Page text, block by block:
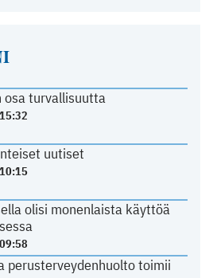
osa turvallisuutta
uutiset
olisi monenlaista käyttöä
perusterveydenhuolto toimii